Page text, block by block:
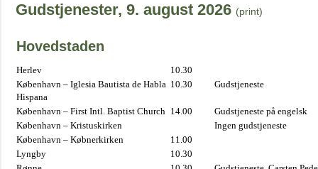
Gudstjenester, 9. august 2026 (print)
Hovedstaden
Herlev
10.30
København – Iglesia Bautista de Habla
Hispana
10.30 Gudstjeneste
København – First Intl. Baptist Church 14.00
Gudstjeneste på engelsk
København – Kristuskirken
Ingen gudstjeneste
København – Købnerkirken
11.00
Lyngby
10.30